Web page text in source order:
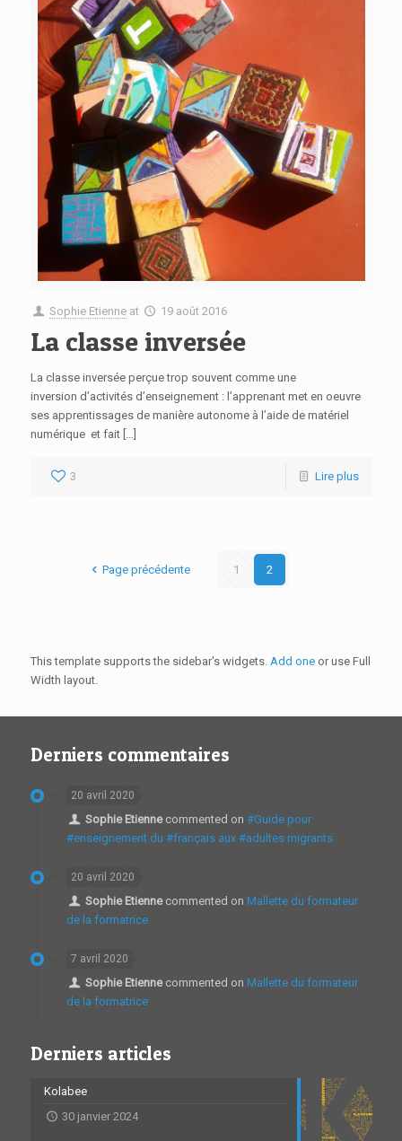
Sophie Etienne at 19 août 2016
La classe inversée
La classe inversée perçue trop souvent comme une
inversion d’activités d’enseignement : l’apprenant met en oeuvre
ses apprentissages de manière autonome à l’aide de matériel
numérique et fait […]
3 Lire plus
Page précédente 1 2
This template supports the sidebar's widgets. Add oneor use Full
Width layout.
Derniers commentaires
20 avril 2020
Sophie Etiennecommented on #Guide pour
#enseignement du #français aux #adultes migrants
20 avril 2020
Sophie Etiennecommented on Mallette du formateur
de la formatrice
7 avril 2020
Sophie Etiennecommented on Mallette du formateur
de la formatrice
Derniers articles
Kolabee
30 janvier 2024